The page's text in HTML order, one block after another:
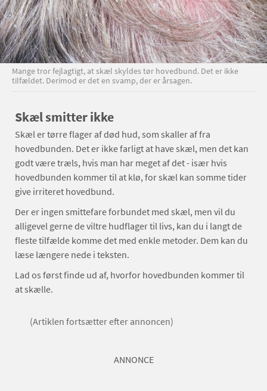
Mange tror fejlagtigt, at skæl skyldes tør hovedbund. Det er ikke
tilfældet. Derimod er det en svamp, der er årsagen.
Skæl smitter ikke
Skæl er tørre flager af død hud, som skaller af fra
hovedbunden. Det er ikke farligt at have skæl, men det kan
godt være træls, hvis man har meget af det - især hvis
hovedbunden kommer til at klø, for skæl kan somme tider
give irriteret hovedbund.
Der er ingen smittefare forbundet med skæl, men vil du
alligevel gerne de viltre hudflager til livs, kan du i langt de
fleste tilfælde komme det med enkle metoder. Dem kan du
læse længere nede i teksten.
Lad os først finde ud af, hvorfor hovedbunden kommer til
at skælle.
(Artiklen fortsætter efter annoncen)
ANNONCE